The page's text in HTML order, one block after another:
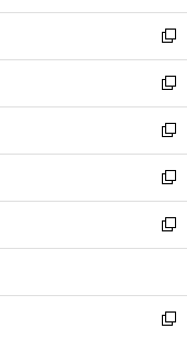
開
く
ウ
で
開
く
ン
ド
ウ
で
開
く
ウ
ィ
ン
ド
ウ
で
開
く
新
し
い
ウ
ィ
ン
ド
ウ
で
開
新
し
い
ウ
ィ
ン
ド
ウ
開
く
新
し
い
ウ
ィ
ン
ウ
で
新
し
い
ウ
ン
ド
新
し
ウ
ィ
新